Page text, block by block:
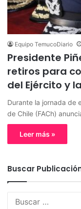
Equipo TemucoDiario
Presidente
retiros para
del Ejército y
Durante la jornada de
de Chile (FACh)
Leer más »
Buscar